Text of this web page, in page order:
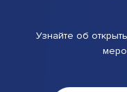
Узнайте об